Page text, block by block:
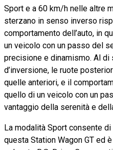
Sport e a 60 km/h nelle altre
sterzano in senso inverso
comportamento dell’auto, in
un veicolo con un passo del
precisione e dinamismo. Al
d’inversione, le ruote
quelle anteriori, e il
quello di un veicolo con un
vantaggio della serenità e
La modalità Sport consente
questa Station Wagon GT ed